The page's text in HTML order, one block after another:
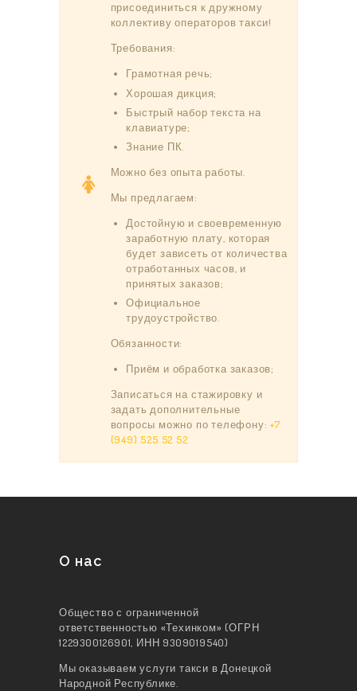
присоединиться к дружному
коллективу операторов такси!
Требования:
Грамотная речь;
Хорошая дикция;
Быстрый набор текста на
клавиатуре;
Знание ПК.
Можно без опыта работы.
Мы предлагаем:
Достойную и своевременную
заработную плату, которая
будет зависеть от количества
отработанных часов, и
принятых заказов;
Официальное
трудоустройство.
Обязанности:
Приём и обработка заказов;
Записаться на стажировку и
задать дополнительные
вопросы можно по телефону:+7
(949) 525 52 52
О нас
Общество с ограниченной
ответственностью «Техинком» (ОГРН
1229300126901, ИНН 9309019540)
Мы оказываем услуги такси в Донецкой
Народной Республике.